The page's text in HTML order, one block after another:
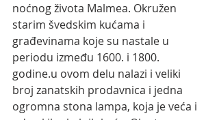
noćnog života Malmea. Okružen
starim švedskim kućama i
građevinama koje su nastale u
periodu između 1600. i 1800.
godine.u ovom delu nalazi i veliki
broj zanatskih prodavnica i jedna
ogromna stona lampa, koja je veća i